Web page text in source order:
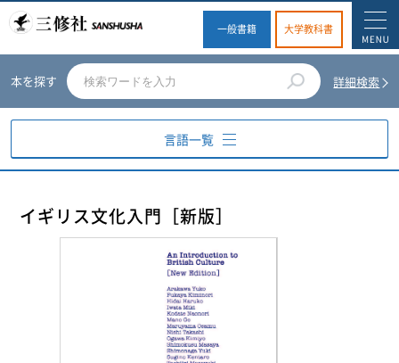
一般書籍 大学教科書
本を探す 詳細検索
言語一覧
ドイツ語
イギリス文化入門［新版］